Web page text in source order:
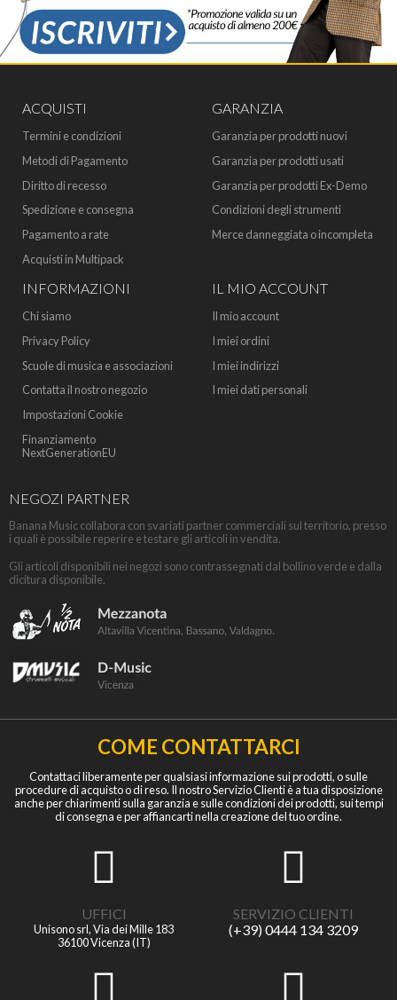
ACQUISTI
Termini e condizioni
Metodi di Pagamento
Diritto di recesso
Spedizione e consegna
Pagamento a rate
Acquisti in Multipack
GARANZIA
Garanzia per prodotti nuovi
Garanzia per prodotti usati
Garanzia per prodotti Ex-Demo
Condizioni degli strumenti
Merce danneggiata o incompleta
INFORMAZIONI
Chi siamo
Privacy Policy
Scuole di musica e associazioni
Contatta il nostro negozio
Impostazioni Cookie
Finanziamento
NextGenerationEU
IL MIO ACCOUNT
Il mio account
I miei ordini
I miei indirizzi
I miei dati personali
NEGOZI PARTNER
Banana Music collabora con svariati partner commerciali sul territorio, presso
i quali è possibile reperire e testare gli articoli in vendita.
Gli articoli disponibili nei negozi sono contrassegnati dal bollino verde e dalla
dicitura disponibile.
COME CONTATTARCI
Contattaci liberamente per qualsiasi informazione sui prodotti, o sulle
procedure di acquisto o di reso. Il nostro Servizio Clienti è a tua disposizione
anche per chiarimenti sulla garanzia e sulle condizioni dei prodotti, sui tempi
di consegna e per affiancarti nella creazione del tuo ordine.
UFFICI
Unisono srl, Via dei Mille 183
36100 Vicenza (IT)
SERVIZIO CLIENTI
(+39) 0444 134 3209